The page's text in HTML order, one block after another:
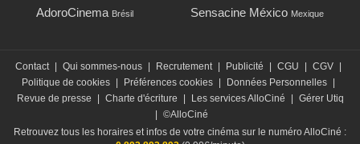
AdoroCinema Brésil Sensacine México Mexique
Contact Qui sommes-nous Recrutement Publicité CGU CGV
Politique de cookies
Préférences cookies Données Personnelles
Revue de presse
Charte d'écriture Les services AlloCiné
Gérer Utiq
©AlloCiné
Retrouvez tous les horaires et infos de votre cinéma sur le numéro AlloCiné :